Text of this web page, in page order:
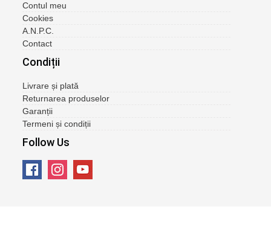
Contul meu
Cookies
A.N.P.C.
Contact
Condiții
Livrare și plată
Returnarea produselor
Garanții
Termeni și condiții
Follow Us